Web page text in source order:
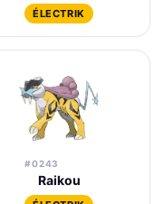
ÉLECTRIK
#0243
Raikou